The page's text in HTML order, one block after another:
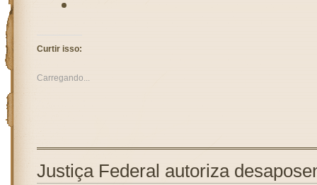
Curtir isso:
Carregando...
Justiça Federal autoriza